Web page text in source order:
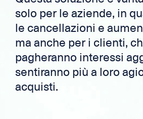
solo per le aziende, in
le cancellazioni e
ma anche per i clienti,
pagheranno interessi
sentiranno più a loro
acquisti.